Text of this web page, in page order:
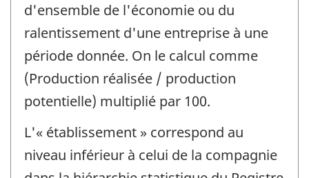
d'ensemble de l'économie ou du
ralentissement d'une entreprise à une
période donnée. On le calcul comme
(Production réalisée / production
potentielle) multiplié par 100.
L'« établissement » correspond au
niveau inférieur à celui de la compagnie